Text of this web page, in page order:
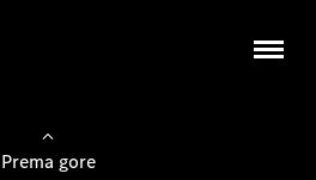
Prema gore